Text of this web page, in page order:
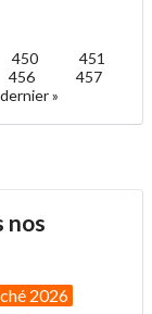
450
451
456
457
dernier »
nos
2026